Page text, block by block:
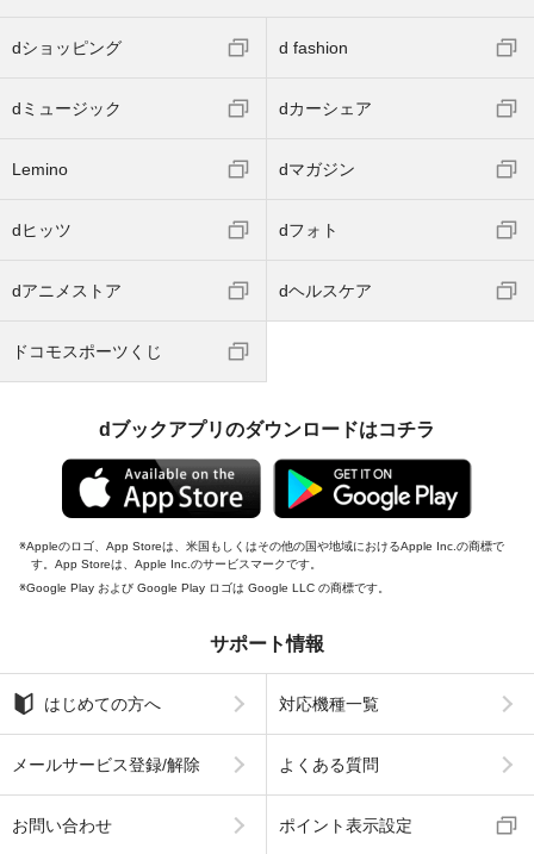
dショッピング d fashion
dミュージック dカーシェア
Lemino dマガジン
dヒッツ dフォト
dアニメストア dヘルスケア
ドコモスポーツくじ
dブックアプリのダウンロードはコチラ
Appleのロゴ、App Storeは、米国もしくはその他の国や地域におけるApple Inc.の商標で
す。App Storeは、Apple Inc.のサービスマークです。
Google Play および Google Play ロゴは Google LLC の商標です。
サポート情報
はじめての方へ 対応機種一覧
メールサービス登録/解除 よくある質問
お問い合わせ ポイント表示設定